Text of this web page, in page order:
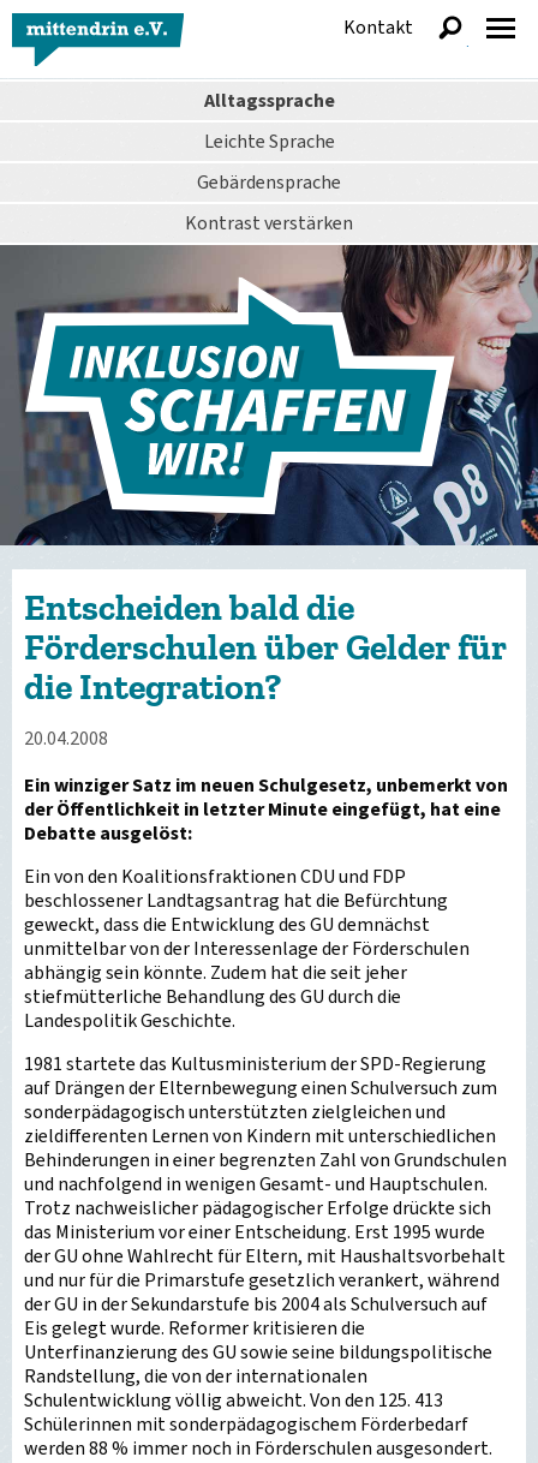
Alltagssprache
Leichte Sprache
Gebärdensprache
Kontrastverstärken
Kontakt
anzeigen
Entscheiden bald die
Förderschulen über Gelder für
die Integration?
20.04.2008
Ein winziger Satz im neuen Schulgesetz, unbemerkt von
der Öffentlichkeit in letzter Minute eingefügt, hat eine
Debatte ausgelöst:
Ein von den Koalitionsfraktionen CDU und FDP
beschlossener Landtagsantrag hat die Befürchtung
geweckt, dass die Entwicklung des GU demnächst
unmittelbar von der Interessenlage der Förderschulen
abhängig sein könnte. Zudem hat die seit jeher
stiefmütterliche Behandlung des GU durch die
Landespolitik Geschichte.
1981 startete das Kultusministerium der SPD-Regierung
auf Drängen der Elternbewegung einen Schulversuch zum
sonderpädagogisch unterstützten zielgleichen und
zieldifferenten Lernen von Kindern mit unterschiedlichen
Behinderungen in einer begrenzten Zahl von Grundschulen
und nachfolgend in wenigen Gesamt- und Hauptschulen.
Trotz nachweislicher pädagogischer Erfolge drückte sich
das Ministerium vor einer Entscheidung. Erst 1995 wurde
der GU ohne Wahlrecht für Eltern, mit Haushaltsvorbehalt
und nur für die Primarstufe gesetzlich verankert, während
der GU in der Sekundarstufe bis 2004 als Schulversuch auf
Eis gelegt wurde. Reformer kritisieren die
Unterfinanzierung des GU sowie seine bildungspolitische
Randstellung, die von der internationalen
Schulentwicklung völlig abweicht. Von den 125. 413
Schülerinnen mit sonderpädagogischem Förderbedarf
werden 88 % immer noch in Förderschulen ausgesondert.